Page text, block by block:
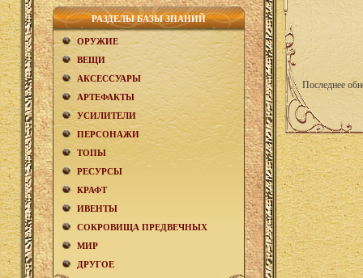
РАЗДЕЛЫ БАЗЫ ЗНАНИЙ
ОРУЖИЕ
ВЕЩИ
АКCЕСCУАРЫ
АРТЕФАКТЫ
УСИЛИТЕЛИ
ПЕРСОНАЖИ
ТОПЫ
РЕСУРСЫ
КРАФТ
ИВЕНТЫ
СОКРОВИЩА ПРЕДВЕЧНЫХ
МИР
ДРУГОЕ
Последнее